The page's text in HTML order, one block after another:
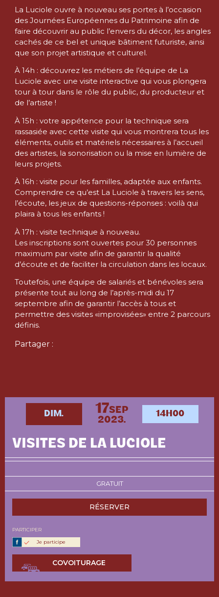
La Luciole ouvre à nouveau ses portes à l’occasion
des Journées Européennes du Patrimoine afin de
faire découvrir au public l’envers du décor, les angles
cachés de ce bel et unique bâtiment futuriste, ainsi
que son projet artistique et culturel.
À 14h : découvrez les métiers de l’équipe de La
Luciole avec une visite interactive qui vous plongera
tour à tour dans le rôle du public, du producteur et
de l’artiste !
À 15h : votre appétence pour la technique sera
rassasiée avec cette visite qui vous montrera tous les
éléments, outils et matériels nécessaires à l’accueil
des artistes, la sonorisation ou la mise en lumière de
leurs projets.
À 16h : visite pour les familles, adaptée aux enfants.
Comprendre ce qu’est La Luciole à travers les sens,
l’écoute, les jeux de questions-réponses : voilà qui
plaira à tous les enfants !
À 17h : visite technique à nouveau.
Les inscriptions sont ouvertes pour 30 personnes
maximum par visite afin de garantir la qualité
d’écoute et de faciliter la circulation dans les locaux.
Toutefois, une équipe de salariés et bénévoles sera
présente tout au long de l’après-midi du 17
septembre afin de garantir l’accès à tous et
permettre des visites «improvisées» entre 2 parcours
définis.
Partager :
DIM. 17SEP
2023.
14H00
VISITES DE LA LUCIOLE
GRATUIT
RÉSERVER
PARTICIPER
Je participe
COVOITURAGE